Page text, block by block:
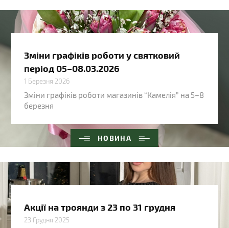
НОВИНА
Зміни графіків роботи у святковий
період 05–08.03.2026
1 Березня 2026
Зміни графіків роботи магазинів “Камелія” на 5–8
березня
Акції на троянди з 23 по 31 грудня
23 Грудня 2025